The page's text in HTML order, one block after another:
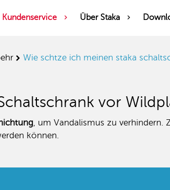
Kundenservice Über Staka
wie schtze ich meinen staka
vor
, um Vandalismus zu verhindern.
können.